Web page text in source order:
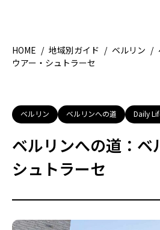
地域別ガイド
観光ガイド
ライフスタイル
ライター募集
HOME / 地域別ガイド / ベルリン /
ウアー・シュトラーセ
ベルリン ベルリンへの道 Daily
ベルリンへの道：ベ
シュトラーセ